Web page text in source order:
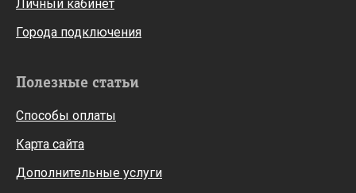
Личный кабинет
Города подключения
Полезные статьи
Способы оплаты
Карта сайта
Дополнительные услуги